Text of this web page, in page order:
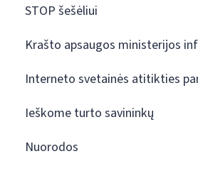
STOP šešėliui
Krašto apsaugos ministerijos
Interneto svetainės atitikties
Ieškome turto savininkų
Nuorodos